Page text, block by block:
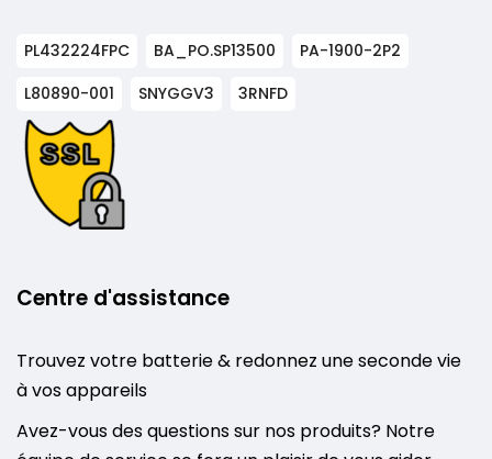
PL432224FPC BA_PO.SP13500
PA-1900-2P2
L80890-001
SNYGGV3 3RNFD
Centre d'assistance
Trouvez votre batterie & redonnez une seconde vie
à vos appareils
Avez-vous des questions sur nos produits? Notre